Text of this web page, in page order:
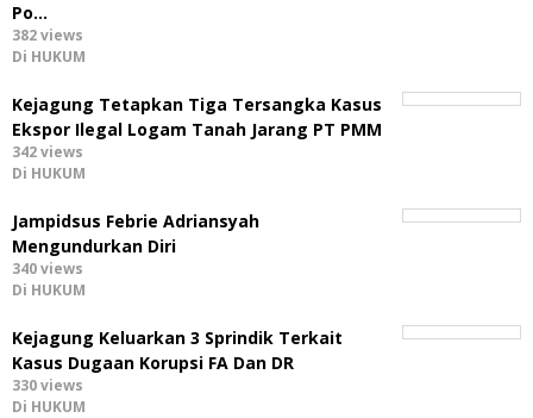
Po…
382 views
Di HUKUM
Kejagung Tetapkan Tiga Tersangka Kasus
Ekspor Ilegal Logam Tanah Jarang PT PMM
342 views
Di HUKUM
Jampidsus Febrie Adriansyah
Mengundurkan Diri
340 views
Di HUKUM
Kejagung Keluarkan 3 Sprindik Terkait
Kasus Dugaan Korupsi FA Dan DR
330 views
Di HUKUM